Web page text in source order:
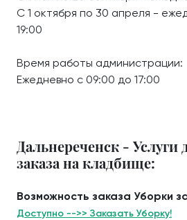
С 1 октября по 30 апреля -
19:00
Время работы администрации:
Ежедневно с 09:00 до 17:00
Дальнереченск - Услуги
заказа на кладбище:
Возможность заказа Уборки
Доступно -->> Заказать Уборку!